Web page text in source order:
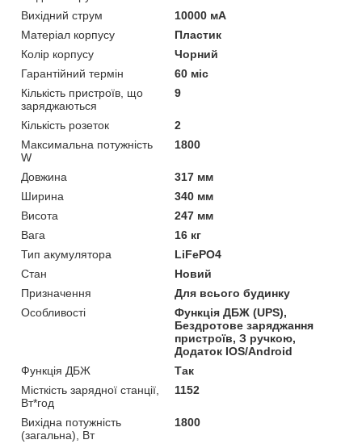
Вихідний струм
10000 мА
Матеріал корпусу
Пластик
Колір корпусу
Чорний
Гарантійний термін
60 міс
Кількість пристроїв, що
заряджаються
9
Кількість розеток
2
Максимальна потужність
W
1800
Довжина
317 мм
Ширина
340 мм
Висота
247 мм
Вага
16 кг
Тип акумулятора
LiFePO4
Стан
Новий
Призначення
Для всього будинку
Особливості
Функція ДБЖ (UPS),
Бездротове заряджання
пристроїв, З ручкою,
Додаток IOS/Android
Функція ДБЖ
Так
Місткість зарядної станції,
Вт*год
1152
Вихідна потужність
(загальна), Вт
1800